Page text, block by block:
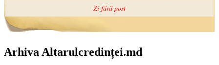
Arhiva Altarulcredinței.md